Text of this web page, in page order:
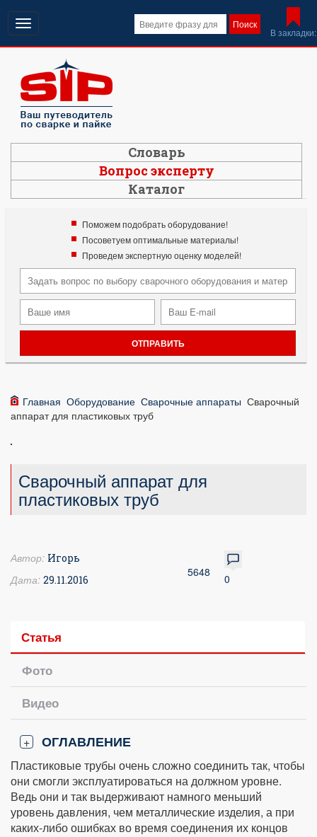
Поиск
В закладки:
Открыть
навигацию
Словарь
Вопрос эксперту
Каталог
Поможем подобрать оборудование!
Посоветуем оптимальные материалы!
Проведем экспертную оценку моделей!
Главная Оборудование Сварочные аппараты Сварочный
аппарат для пластиковых труб
Сварочный аппарат для
пластиковых труб
Автор: Игорь
Дата: 29.11.2016
5648 0
Статья
Фото
Видео
+ ОГЛАВЛЕНИЕ
Пластиковые трубы очень сложно соединить так, чтобы
они смогли эксплуатироваться на должном уровне.
Ведь они и так выдерживают намного меньший
уровень давления, чем металлические изделия, а при
каких-либо ошибках во время соединения их концов